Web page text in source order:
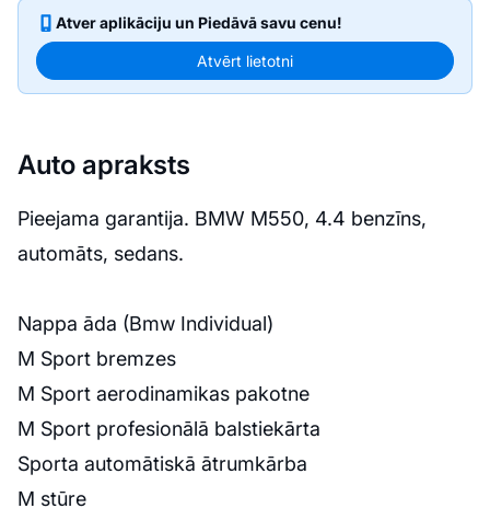
Atver aplikāciju un Piedāvā savu cenu!
Atvērt lietotni
Auto apraksts
Pieejama garantija. BMW M550, 4.4 benzīns,
automāts, sedans.
Nappa āda (Bmw Individual)
M Sport bremzes
M Sport aerodinamikas pakotne
M Sport profesionālā balstiekārta
Sporta automātiskā ātrumkārba
M stūre